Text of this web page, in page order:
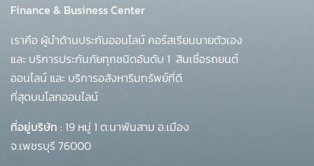
Finance & Business Center
เราคือ ผู้นำด้านประกันออนไลน์ คอร์สเรียนนายตัวเอง
และ บริการประกันภัยทุกชนิดอันดับ 1 สินเชื่อรถยนต์
ออนไลน์ และ บริการอสังหาริมทรัพย์ที่ดี
ที่สุดบนโลกออนไลน์
ที่อยู่บริษัท : 19 หมู่ 1 ต.นาพันสาม อ.เมือง
จ.เพชรบุรี 76000